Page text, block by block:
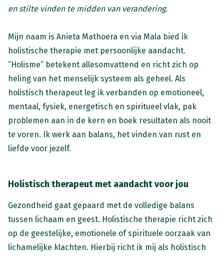
en stilte vinden te midden van verandering.
Mijn naam is Anieta Mathoera en via Mala bied ik
holistische therapie met persoonlijke aandacht.
“Holisme” betekent allesomvattend en richt zich op
heling van het menselijk systeem als geheel. Als
holistisch therapeut leg ik verbanden op emotioneel,
mentaal, fysiek, energetisch en spiritueel vlak, pak
problemen aan in de kern en boek resultaten als nooit
te voren. Ik werk aan balans, het vinden van rust en
liefde voor jezelf.
Holistisch therapeut met aandacht voor jou
Gezondheid gaat gepaard met de volledige balans
tussen lichaam en geest. Holistische therapie richt zich
op de geestelijke, emotionele of spirituele oorzaak van
lichamelijke klachten. Hierbij richt ik mij als holistisch